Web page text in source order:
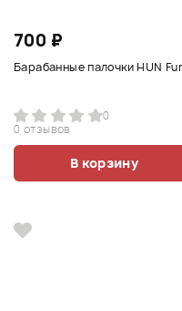
700 ₽
Барабанные палочки HUN
0
0 отзывов
В корзину